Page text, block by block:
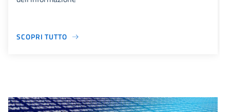
SCOPRI TUTTO